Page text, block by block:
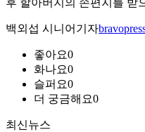
후 할아버지의 손편지를 받
백외섭 시니어기자
좋아요0
화나요0
슬퍼요0
더 궁금해요0
최신뉴스